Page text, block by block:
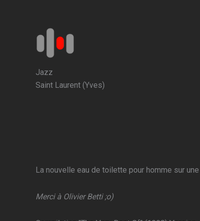
Jazz
Saint Laurent (Yves)
La nouvelle eau de toilette pour homme sur
Merci à Olivier Betti ;o)